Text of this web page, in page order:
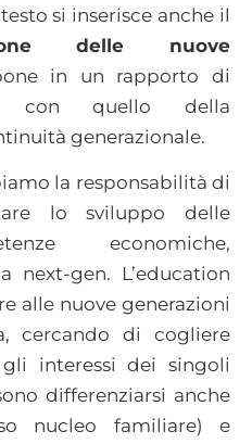
si inserisce anche il
delle nuove
in un rapporto di
con quello della
generazionale.
la responsabilità di
lo sviluppo delle
economiche,
next-gen. L’education
alle nuove generazioni
cercando di cogliere
interessi dei singoli
differenziarsi anche
nucleo familiare) e